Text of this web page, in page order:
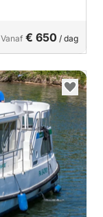
Vanaf € 650 / dag